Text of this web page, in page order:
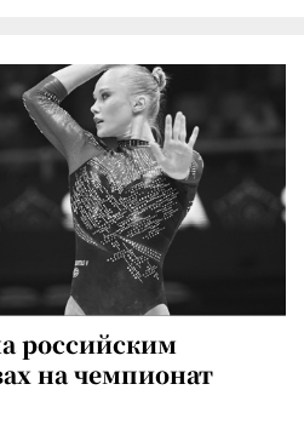
российским
на чемпионат